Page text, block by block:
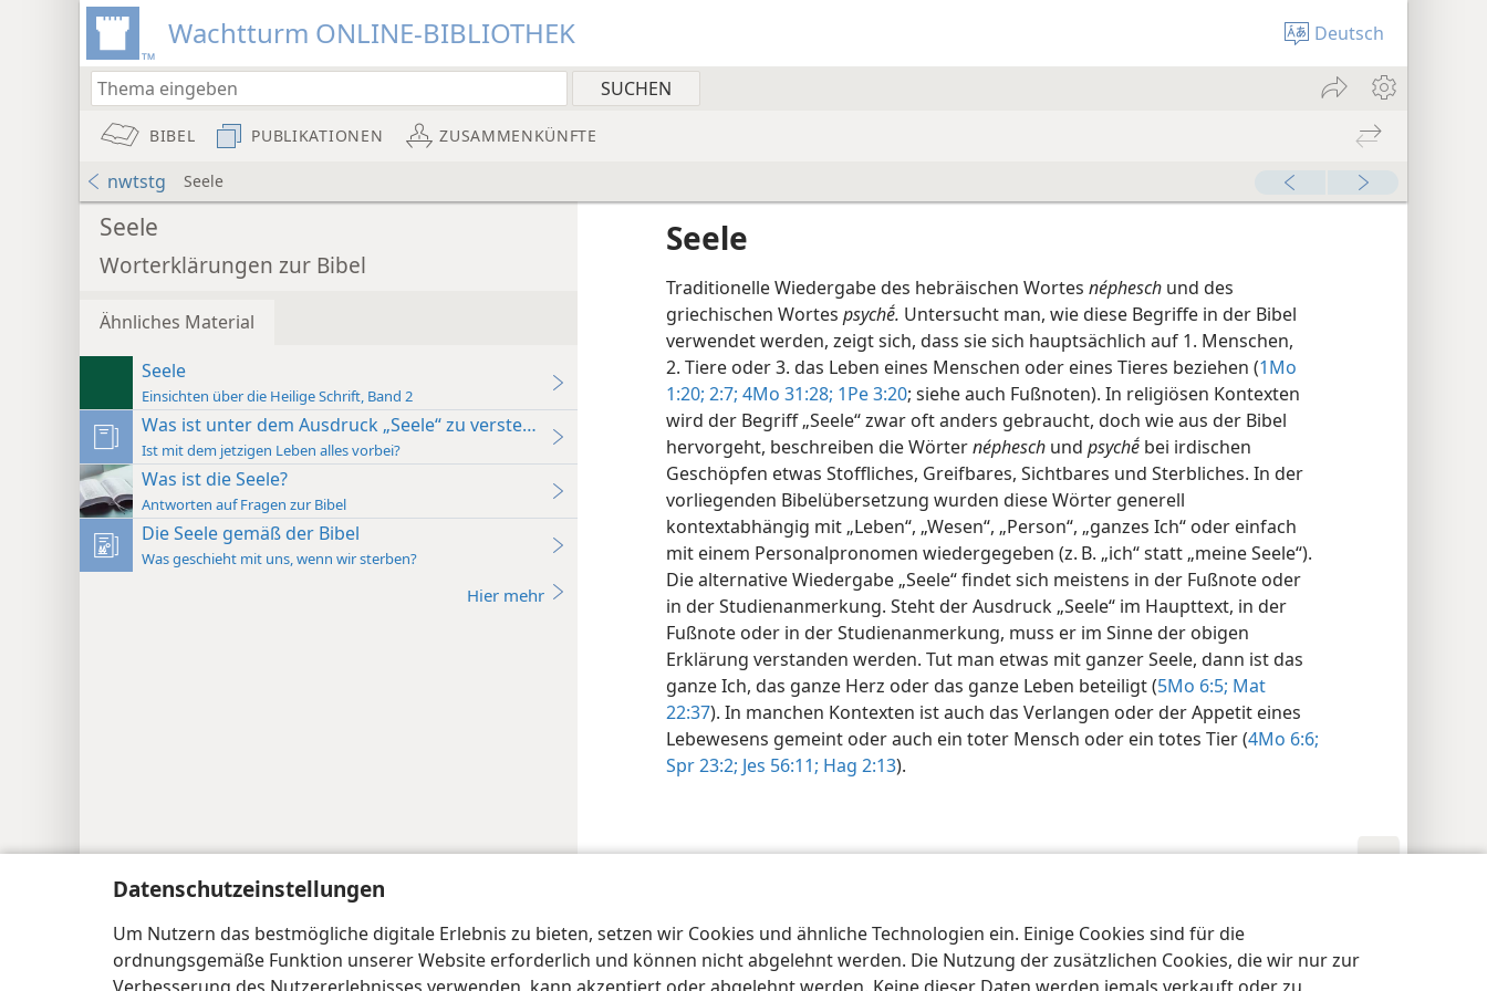
Datenschutzeinstellungen
Um Nutzern das bestmögliche digitale Erlebnis zu bieten, setzen wir Cookies und ähnliche Technologien ein. Einige Cookies sind für die
ordnungsgemäße Funktion unserer Website erforderlich und können nicht abgelehnt werden. Die Nutzung der zusätzlichen Cookies, die wir nur zur
Wachtturm ONLINE-BIBLIOTHEK Deutsch
BIBEL PUBLIKATIONEN ZUSAMMENKÜNFTE
nwtstg Seele
Seele
Worterklärungen zur Bibel
Ähnliches Material
Seele
Einsichten über die Heilige Schrift, Band 2
Was ist unter dem Ausdruck „Seele“ zu verstehen?
Ist mit dem jetzigen Leben alles vorbei?
Was ist die Seele?
Antworten auf Fragen zur Bibel
Die Seele gemäß der Bibel
Was geschieht mit uns, wenn wir sterben?
Hier mehr
Seele
Traditionelle Wiedergabe des hebräischen Wortes néphesch und des
griechischen Wortes psychḗ. Untersucht man, wie diese Begriffe in der Bibel
verwendet werden, zeigt sich, dass sie sich hauptsächlich auf 1. Menschen,
2. Tiere oder 3. das Leben eines Menschen oder eines Tieres beziehen (1Mo
1:20; 2:7; 4Mo 31:28; 1Pe 3:20; siehe auch Fußnoten). In religiösen Kontexten
wird der Begriff „Seele“ zwar oft anders gebraucht, doch wie aus der Bibel
hervorgeht, beschreiben die Wörternéphesch und psychḗ bei irdischen
Geschöpfen etwas Stoffliches, Greifbares, Sichtbares und Sterbliches. In der
vorliegenden Bibelübersetzung wurden diese Wörter generell
kontextabhängig mit „Leben“, „Wesen“, „Person“, „ganzes Ich“ oder einfach
mit einem Personalpronomen wiedergegeben (z. B. „ich“ statt „meine Seele“).
Die alternative Wiedergabe „Seele“ findet sich meistens in der Fußnote oder
in der Studienanmerkung. Steht der Ausdruck „Seele“ im Haupttext, in der
Fußnote oder in der Studienanmerkung, muss er im Sinne der obigen
Erklärung verstanden werden. Tut man etwas mit ganzer Seele, dann ist das
ganze Ich, das ganze Herz oder das ganze Leben beteiligt (5Mo 6:5; Mat
22:37). In manchen Kontexten ist auch das Verlangen oder der Appetit eines
Lebewesens gemeint oder auch ein toter Mensch oder ein totes Tier (4Mo 6:6;
Spr 23:2; Jes 56:11; Hag 2:13).
Copyright© 2026 Watch Tower Bible and Tract Society of Pennsylvania